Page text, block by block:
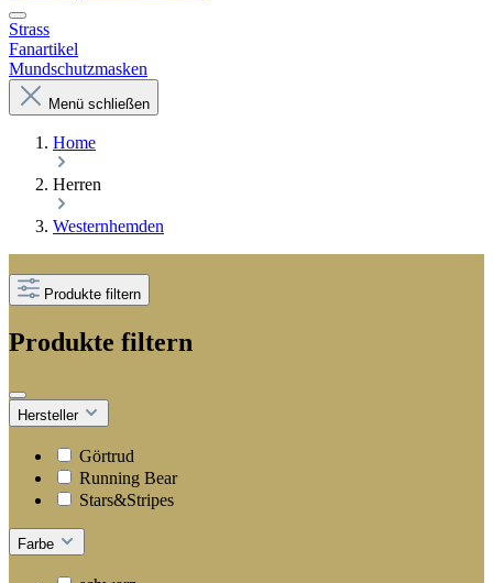
Strass
Fanartikel
Mundschutzmasken
Menü schließen
Home
Herren
Westernhemden
Produkte filtern
Produkte filtern
Hersteller
Görtrud
Running Bear
Stars&Stripes
Farbe